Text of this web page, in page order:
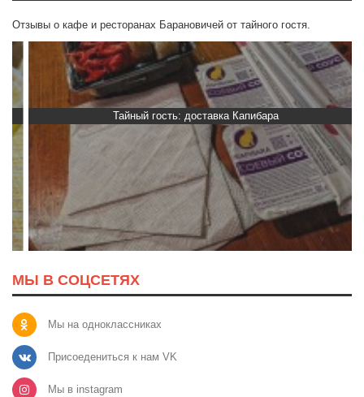
Отзывы о кафе и ресторанах Барановичей от тайного гостя.
Тайный гость: доставка Капибара
МЫ В СОЦСЕТЯХ
Мы на одноклассниках
Присоедениться к нам VK
Мы в instagram